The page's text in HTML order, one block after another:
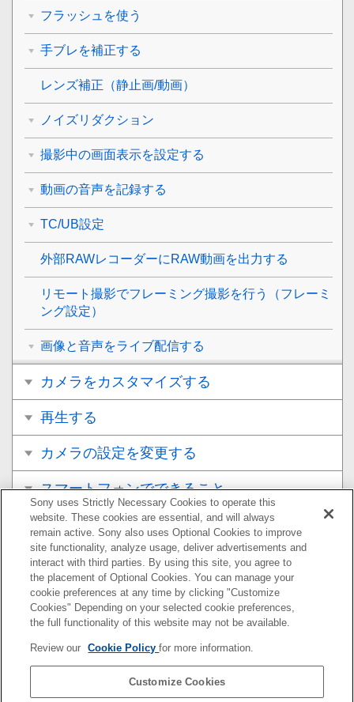
フラッシュを使う
手ブレを補正する
レンズ補正 （静止画/動画）
ノイズリダクション
撮影中の画面表示を設定する
動画の音声を記録する
TC/UB設定
外部RAWレコーダーにRAW動画を出力する
リモート撮影でフレーミング撮影を行う（フレーミ
ング設定）
画像と音声をライブ配信する
カメラをカスタマイズする
再生する
カメラの設定を変更する
スマートフォンでできること
パソコンでできること
クラウドサービスを利用する
資料
故障かな？と思ったら
お使いのカメラの本体ソフトウェアがVer.2.0未満の場合
Sony uses Strictly Necessary Cookies to operate this
website. These cookies are essential, and will always
remain active. Sony also uses Optional Cookies to improve
site functionality, analyze usage, deliver advertisements and
interact with third parties. By using this site, you agree to
the placement of Optional Cookies. You can manage your
cookie preferences at any time by clicking "Customize
Cookies" Depending on your selected cookie preferences,
the full functionality of this website may not be available.
Review our Cookie Policyfor more information.
Customize Cookies